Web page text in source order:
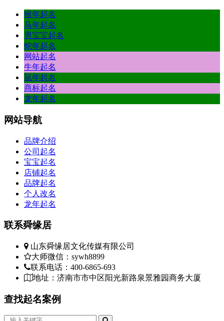
猴年起名
马年起名
男宝宝起名
蛇年起名
网站起名
牛年起名
鼠年起名
商标起名
龙年起名
网站导航
品牌介绍
公司起名
宝宝起名
店铺起名
品牌起名
个人改名
龙年起名
联系舜缘居
山东舜缘居文化传媒有限公司
大师微信：sywh8899
联系电话：400-6865-693
地址：济南市市中区阳光新路泉景雅园商务大厦
查找起名案例